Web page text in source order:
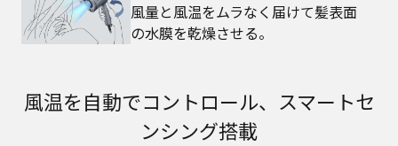
風量と風温をムラなく届けて髪表面
の水膜を乾燥させる。
風温を自動でコントロール、スマートセ
ンシング搭載